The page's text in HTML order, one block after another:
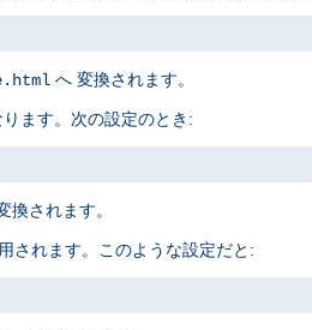
へ 変換されます。
ます。次の設定のとき:
換されます。
されます。このような設定だと: